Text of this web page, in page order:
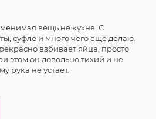
вещь не кухне. С
суфле и много чего еще делаю.
взбивает яйца, просто
этом он довольно тихий и не
рука не устает.